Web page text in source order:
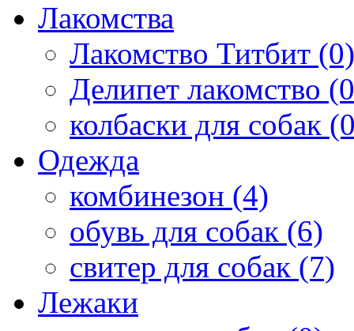
Лакомства
Лакомство Титбит (0)
Делипет лакомство
колбаски для собак
Одежда
комбинезон (4)
обувь для собак (6)
свитер для собак (7)
Лежаки